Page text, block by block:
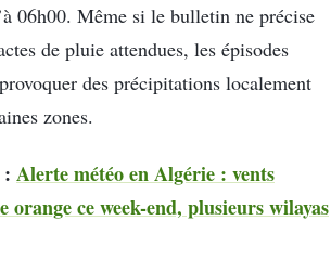
06h00. Même si le bulletin ne précise
de pluie attendues, les épisodes
des précipitations localement
zones.
Alerte météo en Algérie : vents
orange ce week-end, plusieurs wilayas